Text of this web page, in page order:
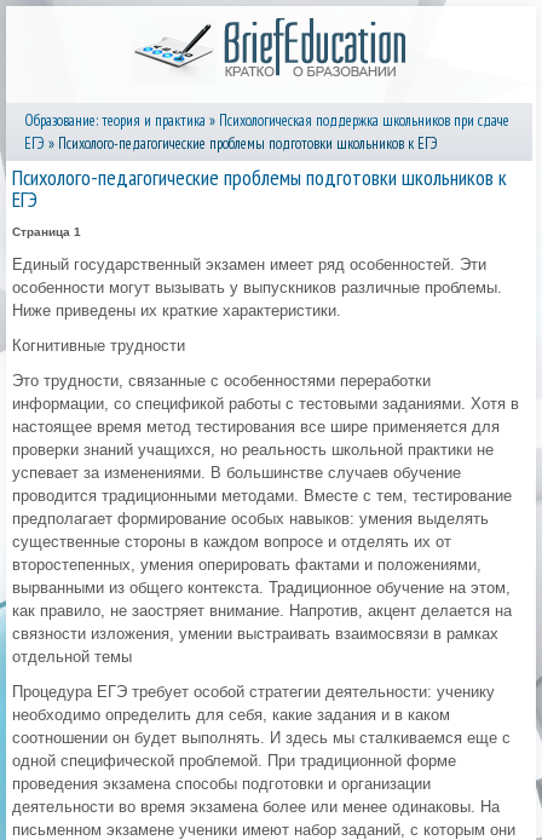
Образование: теория и практика » Психологическая поддержка школьников при сдаче
ЕГЭ » Психолого-педагогические проблемы подготовки школьников к ЕГЭ
Психолого-педагогические проблемы подготовки школьников к
ЕГЭ
Страница 1
Единый государственный экзамен имеет ряд особенностей. Эти
особенности могут вызывать у выпускников различные проблемы.
Ниже приведены их краткие характеристики.
Когнитивные трудности
Это трудности, связанные с особенностями переработки
информации, со спецификой работы с тестовыми заданиями. Хотя в
настоящее время метод тестирования все шире применяется для
проверки знаний учащихся, но реальность школьной практики не
успевает за изменениями. В большинстве случаев обучение
проводится традиционными методами. Вместе с тем, тестирование
предполагает формирование особых навыков: умения выделять
существенные стороны в каждом вопросе и отделять их от
второстепенных, умения оперировать фактами и положениями,
вырванными из общего контекста. Традиционное обучение на этом,
как правило, не заостряет внимание. Напротив, акцент делается на
связности изложения, умении выстраивать взаимосвязи в рамках
отдельной темы
Процедура ЕГЭ требует особой стратегии деятельности: ученику
необходимо определить для себя, какие задания и в каком
соотношении он будет выполнять. И здесь мы сталкиваемся еще с
одной специфической проблемой. При традиционной форме
проведения экзамена способы подготовки и организации
деятельности во время экзамена более или менее одинаковы. На
письменном экзамене ученики имеют набор заданий, с которым они